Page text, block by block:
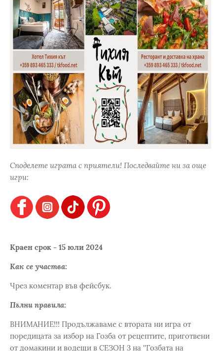
Споделете играта с приятели! Последвайте ни за още
игри:
Краен срок - 15 юли 2024
Как се участва:
Чрез коментар във фейсбук.
Пълни правила:
ВНИМАНИЕ!!! Продължаваме с втората ни игра от
поредицата за избор на Гозба от рецептите, приготвени
от домакини и водещи в СЕЗОН 3 на ''Гозбата на